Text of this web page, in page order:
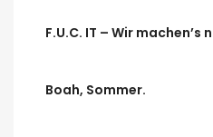
F.U.C. IT – Wir machen’s
Boah, Sommer.